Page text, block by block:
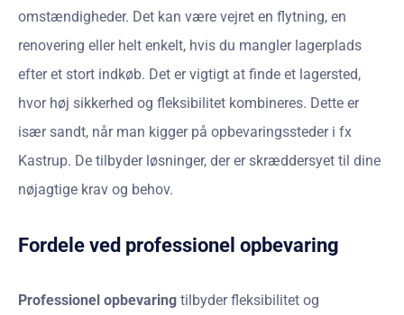
omstændigheder. Det kan være vejret en flytning, en
renovering eller helt enkelt, hvis du mangler lagerplads
efter et stort indkøb. Det er vigtigt at finde et lagersted,
hvor høj sikkerhed og fleksibilitet kombineres. Dette er
især sandt, når man kigger på opbevaringssteder i fx
Kastrup. De tilbyder løsninger, der er skræddersyet til dine
nøjagtige krav og behov.
Fordele ved professionel opbevaring
Professionel opbevaring tilbyder fleksibilitet og